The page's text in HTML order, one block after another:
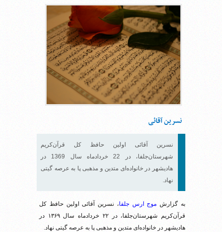
نسرین آقائی
نسرین آقائی اولین حافظ کل قرآن‌کریم
شهرستان‌جلفا، در 22 خرداد‌ماه سال 1369 در
هادیشهر در خانواده‌اى متدین و مذهبى پا به عرصه گیتی
نهاد.
به گزارش موج ارس جلفا، نسرین آقائی اولین حافظ کل
قرآن‌کریم شهرستان‌جلفا، در ۲۲ خرداد‌ماه سال ۱۳۶۹ در
هادیشهر در خانواده‌اى متدین و مذهبى پا به عرصه گیتی نهاد.